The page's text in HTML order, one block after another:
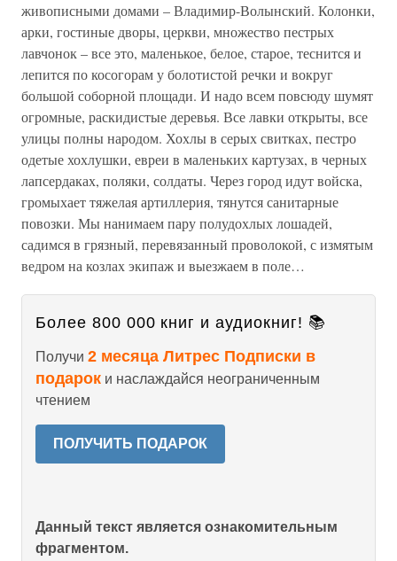
живописными домами – Владимир-Волынский. Колонки,
арки, гостиные дворы, церкви, множество пестрых
лавчонок – все это, маленькое, белое, старое, теснится и
лепится по косогорам у болотистой речки и вокруг
большой соборной площади. И надо всем повсюду шумят
огромные, раскидистые деревья. Все лавки открыты, все
улицы полны народом. Хохлы в серых свитках, пестро
одетые хохлушки, евреи в маленьких картузах, в черных
лапсердаках, поляки, солдаты. Через город идут войска,
громыхает тяжелая артиллерия, тянутся санитарные
повозки. Мы нанимаем пару полудохлых лошадей,
садимся в грязный, перевязанный проволокой, с измятым
ведром на козлах экипаж и выезжаем в поле…
Более 800 000 книг и аудиокниг! 📚
Получи 2 месяца Литрес Подписки в
подарок и наслаждайся неограниченным
чтением
ПОЛУЧИТЬ ПОДАРОК
Данный текст является ознакомительным
фрагментом.